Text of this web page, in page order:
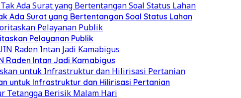
Ada Surat yang Bertentangan Soal Status Lahan
Pelayanan Publik
Raden Intan Jadi Kamabigus
untuk Infrastruktur dan Hilirisasi Pertanian